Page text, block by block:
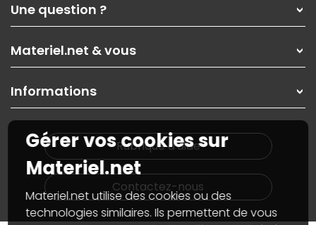
Nos services
Les magasins Materiel.net
Nos solutions pour les pros
Contactez-nous
Une question ?
Paiement, livraison
Garanties,Pack Zen
SAV, demander un retour
Informations
Materiel.net & vous
On rachète votre carte graphique
PC sur mesure : Votre RDV personnalisé
Notre démarche écologique
Materiel.net recrute
Notre programme d'affiliation
Partenariat & Sponsoring
Informations
Plan du site
Nos marques
Conditions générales de vente
Marketplace
Informations légales
Données personnellesetcookies
Gérer vos cookies
Rubrique d'aide
Contactez-nous
Gérer vos cookies sur
Materiel.net
Materiel.net utilise des cookies ou des
technologies similaires. Ils permettent de vous